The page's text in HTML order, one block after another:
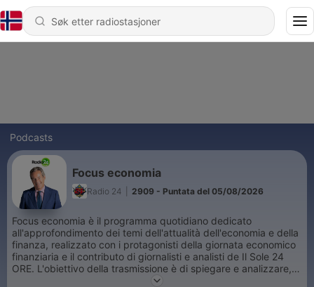
Podcasts
Focus economia
Radio 24 2909 - Puntata del 05/08/2026
Focus economia è il programma quotidiano dedicato
all'approfondimento dei temi dell'attualità dell'economia e della
finanza, realizzato con i protagonisti della giornata economico
finanziaria e il contributo di giornalisti e analisti de Il Sole 24
ORE. L'obiettivo della trasmissione è di spiegare e analizzare, in
termini comprensibili anche "ai non addetti ai lavori", i temi più